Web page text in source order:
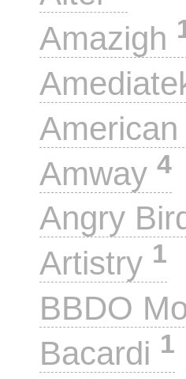
Amazigh
Amway 4
Angry
Artistry 1
BBDO
Bacardi 1